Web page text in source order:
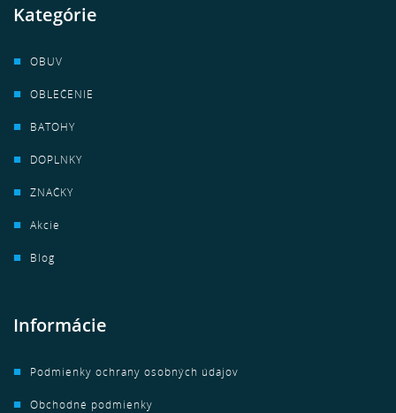
Kategórie
OBUV
OBLEČENIE
BATOHY
DOPLNKY
ZNAČKY
Akcie
Blog
Informácie
Podmienky ochrany osobných údajov
Obchodné podmienky